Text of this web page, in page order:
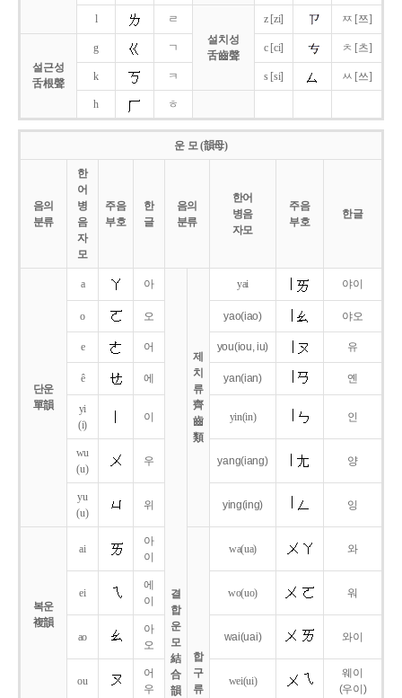
l
ㄹ
설치성
舌齒聲
z [zi] ㅉ [쯔]
설근성
舌根聲
g ㄱ c [ci] ㅊ [츠]
k ㅋ s [si] ㅆ [쓰]
h ㅎ
운 모 (韻母)
음의
분류
한
어
병
음
자
모
주음
부호
한
글
음의
분류
한어
병음
자모
주음
부호
한글
단운
單韻
a 아
결
합
운
모
結
合
韻
제
치
류
齊
齒
類
yai 야이
o 오 yao(iao) 야오
e 어 you(iou,iu) 유
ê 에 yan(ian) 옌
yi
(i)
이 yin(in) 인
wu
(u)
우 yang(iang) 양
yu
(u)
위 ying(ing) 잉
복운
複韻
ai
아
이
합
구
류
wa(ua) 와
ei
에
이
wo(uo) 워
ao
아
오
wai(uai) 와이
ou
어
우
wei(ui)
웨이
(우이)